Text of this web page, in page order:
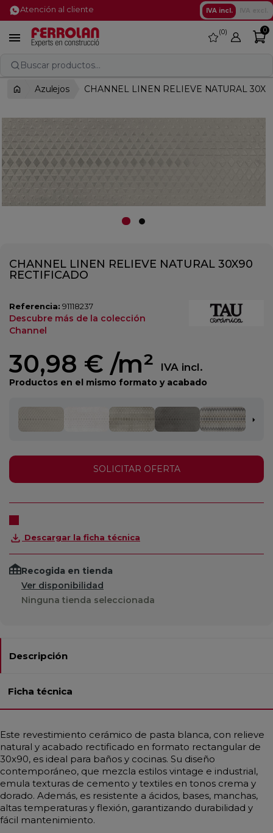
Atención al cliente IVA incl.
 favorite
0 0
Buscar productos...
Azulejos CHANNEL LINEN RELIEVE NATURAL
CHANNEL LINEN RELIEVE NATURAL 30X90
RECTIFICADO
Referencia: 91118237
Descubre más de la colección
Channel
30,98 € /m² IVA incl.
Productos en el mismo formato y acabado
SOLICITAR OFERTA
Descargar la ficha técnica
Recogida en tienda
Ver disponibilidad
Ninguna tienda seleccionada
Descripción
Ficha técnica
Este revestimiento cerámico de pasta blanca, con relieve
natural y acabado rectificado en formato rectangular de
30x90, es ideal para baños y cocinas. Su diseño
contemporáneo, que mezcla estilos vintage e industrial,
emula texturas de cemento y textiles en tonos crema y
dorado. Además, es resistente a ácidos, bases, manchas,
altas temperaturas y flexión, garantizando durabilidad y
fácil mantenimiento.